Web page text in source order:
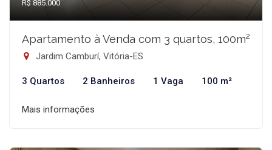
R$ 885.000
Apartamento à Venda com 3 quartos, 100m²
Jardim Camburí, Vitória-ES
3 Quartos 2 Banheiros 1 Vaga 100 m²
Mais informações